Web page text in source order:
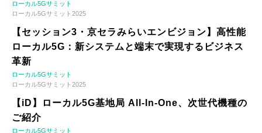
ローカル5Gサミット
ローカル5Gサミット2025
【セッション3・京セラみらいエンビジョン】高性能
ローカル5G：新システムと端末で実現するビジネス
革新
ローカル5Gサミット
ローカル5Gサミット2025
【iD】ローカル5G基地局 All-In-One、次世代機種の
ご紹介
ローカル5Gサミット